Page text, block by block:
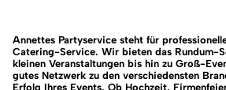
Annettes Partyservice steht für
Catering-Service. Wir bieten das Rundum-
kleinen Veranstaltungen bis hin zu Groß-
gutes Netzwerk zu den verschiedensten
Erfolg Ihres Events. Ob Hochzeit,